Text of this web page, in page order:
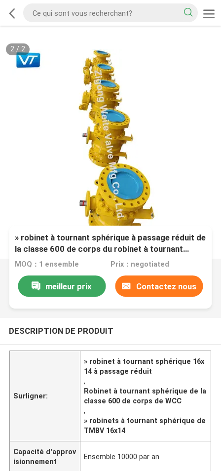
2/ 2
» robinet à tournant sphérique à passage réduit de
la classe 600 de corps du robinet à tournant
sphérique 16x14 WCC
MOQ：1 ensemble Prix：negotiated
meilleur prix Contactez nous
DESCRIPTION DE PRODUIT
Surligner:
» robinet à tournant sphérique 16x
14 à passage réduit
,
Robinet à tournant sphérique de la
classe 600 de corps de WCC
,
» robinets à tournant sphérique de
TMBV 16x14
Capacité d'approv
isionnement
Ensemble 10000 par an